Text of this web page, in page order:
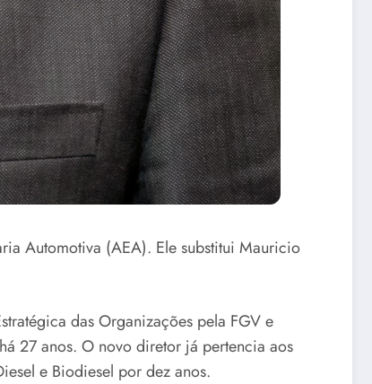
Automotiva (AEA). Ele substitui Mauricio
das Organizações pela FGV e
27 anos. O novo diretor já pertencia aos
e Biodiesel por dez anos.